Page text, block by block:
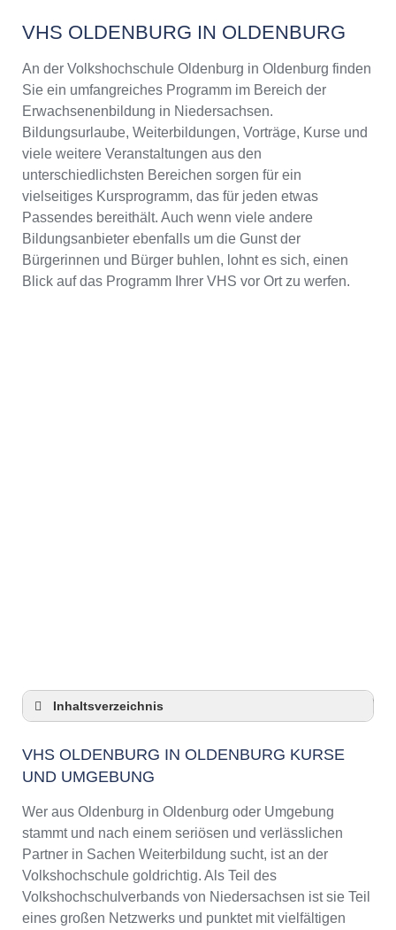
VHS OLDENBURG IN OLDENBURG
An der Volkshochschule Oldenburg in Oldenburg finden
Sie ein umfangreiches Programm im Bereich der
Erwachsenenbildung in Niedersachsen.
Bildungsurlaube, Weiterbildungen, Vorträge, Kurse und
viele weitere Veranstaltungen aus den
unterschiedlichsten Bereichen sorgen für ein
vielseitiges Kursprogramm, das für jeden etwas
Passendes bereithält. Auch wenn viele andere
Bildungsanbieter ebenfalls um die Gunst der
Bürgerinnen und Bürger buhlen, lohnt es sich, einen
Blick auf das Programm Ihrer VHS vor Ort zu werfen.
Anzeige
Inhaltsverzeichnis
Umgebung
VHS Oldenburg in Oldenburg –
Top-Kurse an der Abendschule Oldenburg in
Oldenburg
Online-Kurse – Alternative Angebote zu einem
Kurs an der VHS
Top-Kurse an der Abendschule Oldenburg in
Oldenburg
VHS OLDENBURG IN OLDENBURG KURSE
UND UMGEBUNG
Wer aus Oldenburg in Oldenburg oder Umgebung
stammt und nach einem seriösen und verlässlichen
Partner in Sachen Weiterbildung sucht, ist an der
Volkshochschule goldrichtig. Als Teil des
Volkshochschulverbands von Niedersachsen ist sie Teil
eines großen Netzwerks und punktet mit vielfältigen